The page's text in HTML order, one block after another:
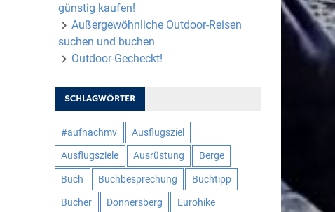
günstig kaufen!
Außergewöhnliche Outdoor-Reisen
suchen und buchen
Outdoor-Gecheckt!
SCHLAGWÖRTER
#aufnachmv Ausflugsziel
Ausflugsziele Ausrüstung Berge
Buch Buchbesprechung Buchtipp
Bücher Donnersberg Eurohike